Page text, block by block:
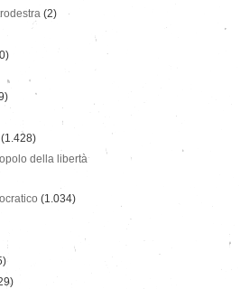
(2)
(1.428)
della libertà
(1.034)